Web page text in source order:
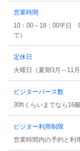
営業時間
10：00～18：00平日
で）
定休日
火曜日（夏期3月～11
ビジターパース数
30ftくらいまでなら16
ビジター利用制限
営業時間内の予約と利